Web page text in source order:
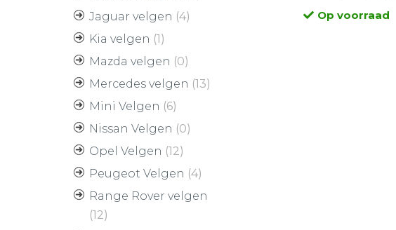
prijs
prijsOp voorraad
Jaguar velgen (4)
Kia velgen (1)
Mazda velgen (0)
Mercedes velgen (13)
Mini Velgen (6)
Nissan Velgen (0)
Opel Velgen (12)
Peugeot Velgen (4)
Range Rover velgen
(12)